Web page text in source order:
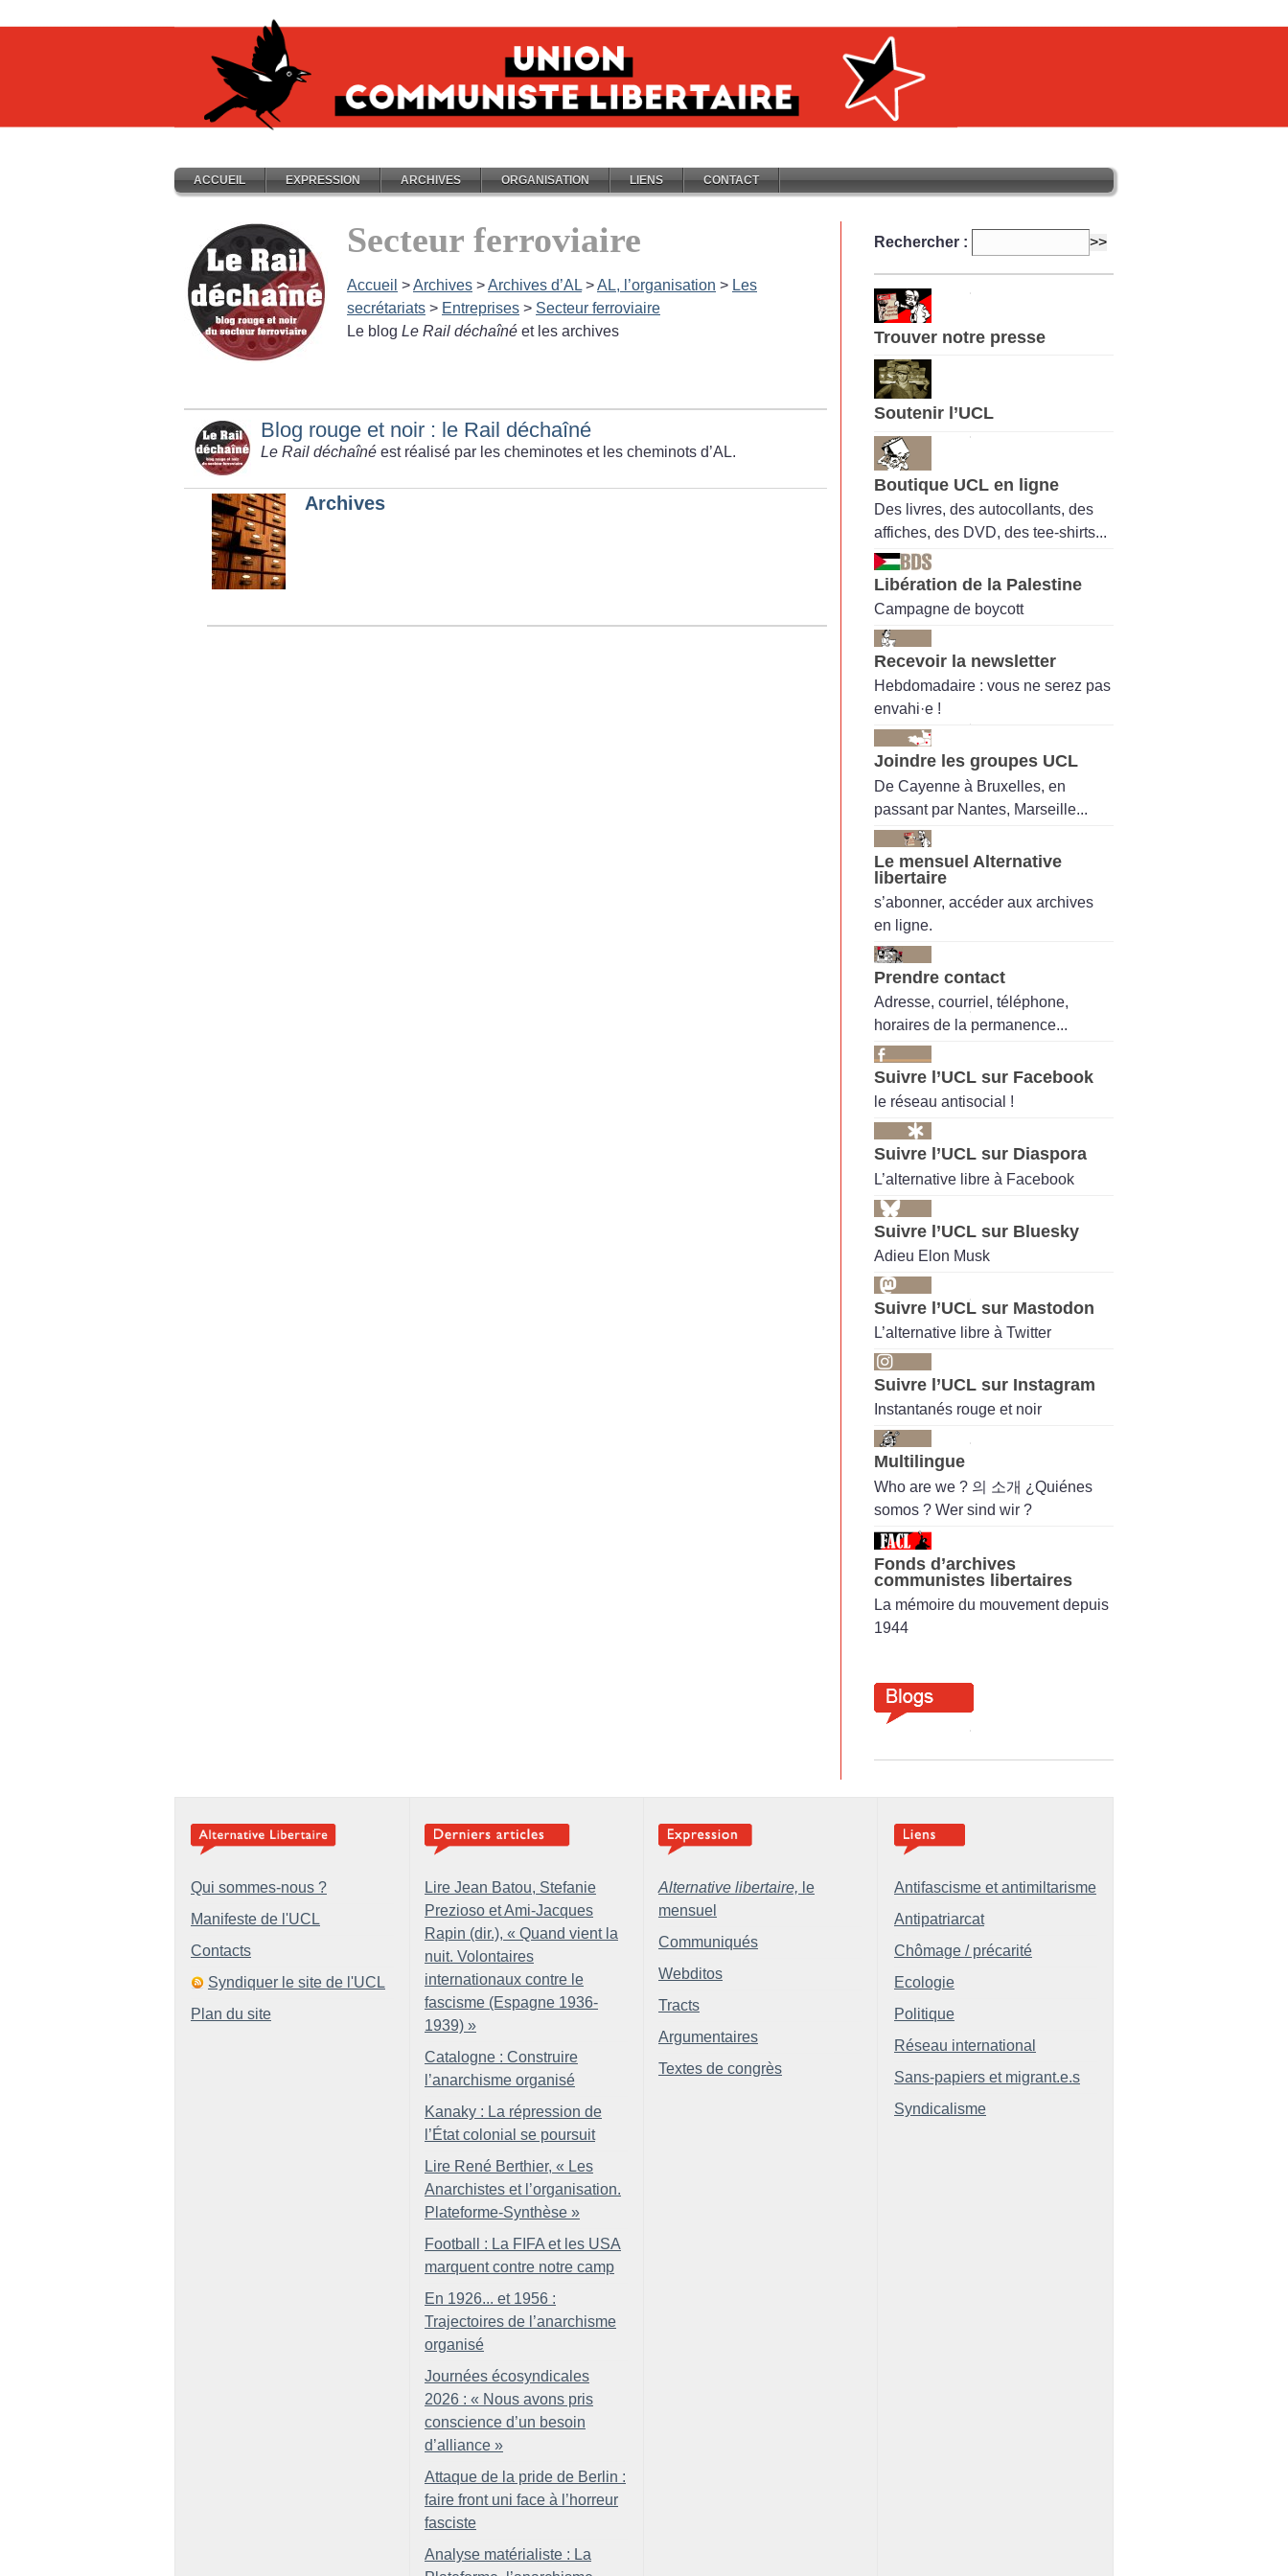
ACCUEIL EXPRESSION ARCHIVES ORGANISATION LIENS CONTACT
Secteur ferroviaire
Accueil >Archives >Archives d’AL >AL, l’organisation > Les
secrétariats > Entreprises > Secteur ferroviaire
Le blog Le Rail déchaîné et les archives
Blog rouge et noir : le Rail déchaîné
Le Rail déchaîné est réalisé par les cheminotes et les cheminots d’AL.
Archives
Rechercher :
Trouver notre presse
Soutenir l’UCL
Boutique UCL en ligne
Des livres, des autocollants, des
affiches, des DVD, des tee-shirts...
Libération de la Palestine
Campagne de boycott
Recevoir la newsletter
Hebdomadaire : vous ne serez pas
envahi·e !
Joindre les groupes UCL
De Cayenne à Bruxelles, en
passant par Nantes, Marseille...
Le mensuel Alternative
libertaire
s’abonner, accéder aux archives
en ligne.
Prendre contact
Adresse, courriel, téléphone,
horaires de la permanence...
Suivre l’UCL sur Facebook
le réseau antisocial !
Suivre l’UCL sur Diaspora
L’alternative libre à Facebook
Suivre l’UCL sur Bluesky
Adieu Elon Musk
Suivre l’UCL sur Mastodon
L’alternative libre à Twitter
Suivre l’UCL sur Instagram
Instantanés rouge et noir
Multilingue
Who are we ? 의 소개 ¿Quiénes
somos ? Wer sind wir ?
Fonds d’archives
communistes libertaires
La mémoire du mouvement depuis
1944
Qui sommes-nous ?
Manifeste de l'UCL
Contacts
Syndiquer le site de l'UCL
Plan du site
Lire Jean Batou, Stefanie
Prezioso et Ami-Jacques
Rapin (dir.), « Quand vient la
nuit. Volontaires
internationaux contre le
fascisme (Espagne 1936-
1939) »
Catalogne : Construire
l’anarchisme organisé
Kanaky : La répression de
l’État colonial se poursuit
Lire René Berthier, « Les
Anarchistes et l’organisation.
Plateforme-Synthèse »
Football : La FIFA et les USA
marquent contre notre camp
En 1926... et 1956 :
Trajectoires de l’anarchisme
organisé
Journées écosyndicales
2026 : « Nous avons pris
conscience d’un besoin
d’alliance »
Attaque de la pride de Berlin :
faire front uni face à l’horreur
fasciste
Analyse matérialiste : La
Alternative libertaire, le
mensuel
Communiqués
Webditos
Tracts
Argumentaires
Textes de congrès
Antifascisme et antimiltarisme
Antipatriarcat
Chômage / précarité
Ecologie
Politique
Réseau international
Sans-papiers et migrant.e.s
Syndicalisme